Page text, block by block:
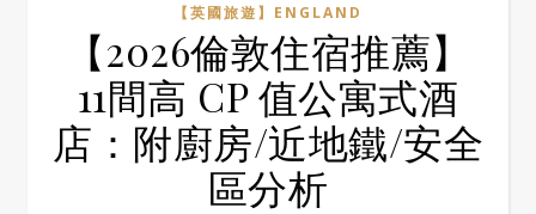
【英國旅遊】ENGLAND
【2026倫敦住宿推薦】
11間高 CP 值公寓式酒
店：附廚房/近地鐵/安全
區分析